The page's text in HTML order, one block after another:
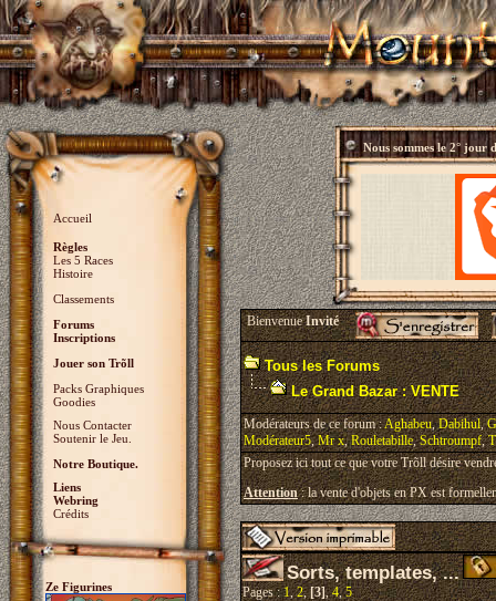
Accueil
Règles
Les 5 Races
Histoire
Classements
Forums
Inscriptions
Jouer son Trõll
Packs Graphiques
Goodies
Nous Contacter
Soutenir le Jeu.
Notre Boutique.
Liens
Webring
Crédits
Ze Figurines
Nous sommes le2° jour
BienvenueInvité
Tous les Forums
Le Grand Bazar : VENTE
Modérateurs de ce forum :Aghabeu,Dabihul,
Modérateur5,Mr x,Rouletabille,Schtroumpf,
Proposez ici tout ce que votre Trõll désire
Attention: la vente d'objets en PX est
Sorts, templates, ...
Pages :1,2,[3],4,5